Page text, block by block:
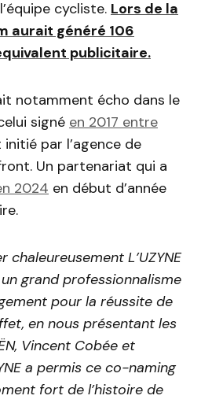
cycliste. Lors de la
aurait généré 106
publicitaire.
notamment écho dans le
signé en 2017 entre
initié par l’agence de
Un partenariat qui a
2024 en début d’année
chaleureusement L’UZYNE
grand professionnalisme
pour la réussite de
en nous présentant les
Vincent Cobée et
a permis ce co-naming
fort de l’histoire de